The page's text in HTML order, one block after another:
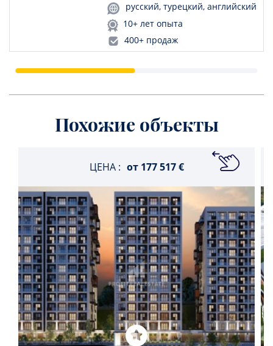
русский, турецкий, английский
10+ лет опыта
400+ продаж
Похожие объекты
ЦЕНА : от 177 517 €